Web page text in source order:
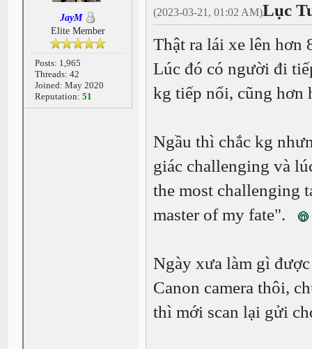
JayM
Elite Member
Posts: 1,965
Threads: 42
Joined: May 2020
Reputation: 51
(2023-03-21, 01:02 AM)Lục
Thật ra lái xe lên
Lúc đó có người đi
kg tiếp nổi, cũng
Ngầu thì chắc kg
giác challenging và
the most challenging
master of my fate".
Ngày xưa làm gì
Canon camera thôi,
thì mới scan lại gửi